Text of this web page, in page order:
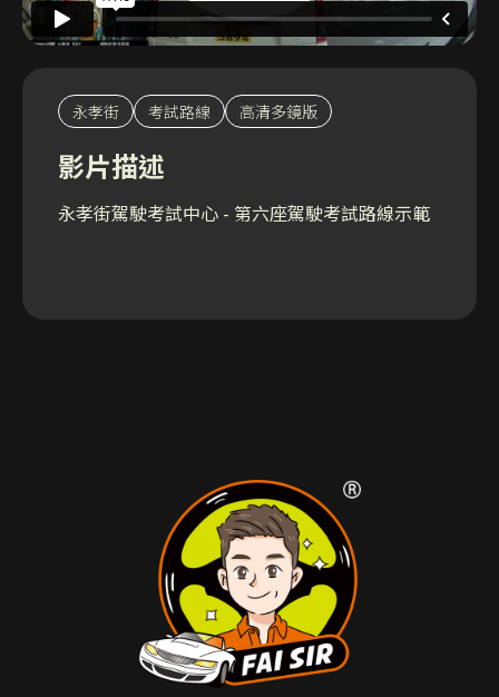
永孝街 考試路線 高清多鏡版
影片描述
永孝街駕駛考試中心 - 第六座駕駛考試路線示範